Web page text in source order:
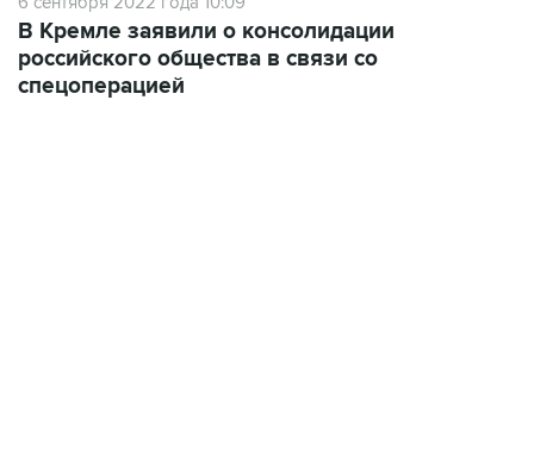
В Кремле заявили о консолидации
российского общества в связи со
спецоперацией